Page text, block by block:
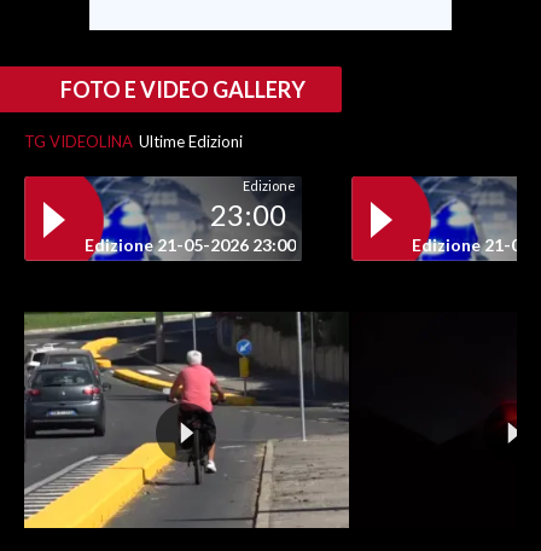
FOTO E VIDEO GALLERY
TG VIDEOLINA Ultime Edizioni
Edizione
23:00
Edizione 21-05-2026 23:00 Edizione 21-05-